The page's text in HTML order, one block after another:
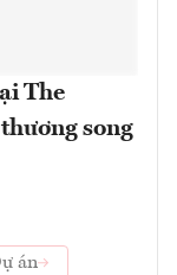
The
song
án